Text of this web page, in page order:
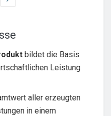
bildet die Basis
Leistung
aller erzeugten
in einem